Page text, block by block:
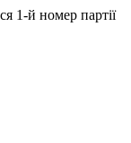
1-й номер партії